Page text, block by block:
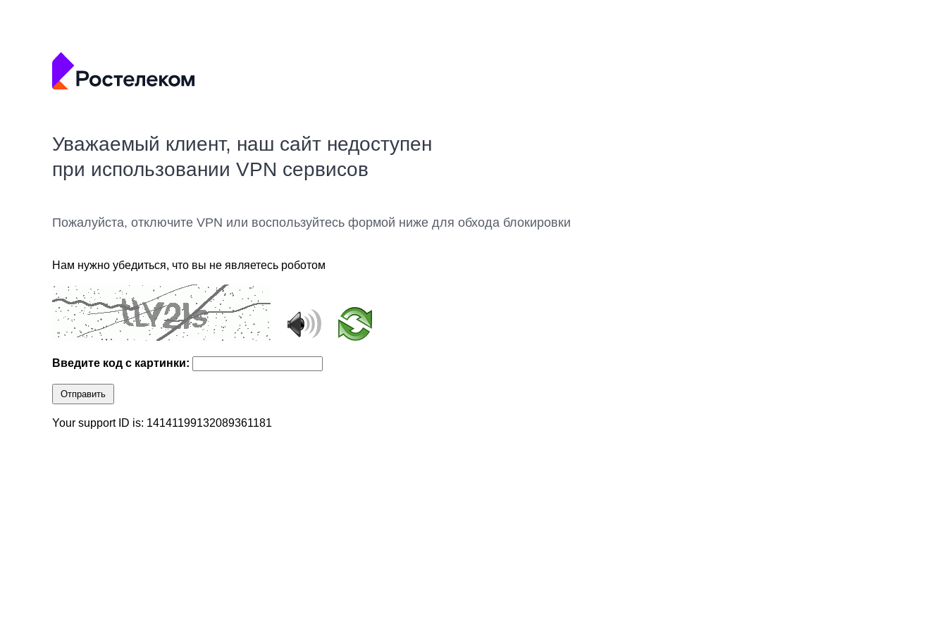
Уважаемый клиент, наш сайт недоступен
при использовании VPN сервисов
Пожалуйста, отключите VPN или воспользуйтесь формой ниже для обхода блокировки
Нам нужно убедиться, что вы не являетесь роботом
Введите код с картинки:
Отправить
Your support ID is: 14141199132089361181